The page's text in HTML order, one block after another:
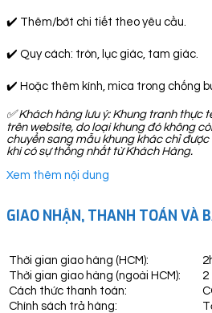
✔️ Thêm/bớt chi tiết theo yêu cầu.
✔️ Quy cách: tròn, lục giác, tam giác.
✔️ Hoặc thêm kính, mica trong chống
✅Khách hàng lưu ý: Khung tranh thực
trên website, do loại khung đó không
chuyển sang mẫu khung khác chỉ
khi có sự thống nhất từ Khách Hàng.
Xem thêm nội dung
GIAO NHẬN, THANH TOÁN VÀ
Thời gian giao hàng (HCM):
Thời gian giao hàng (ngoài HCM):
2
Cách thức thanh toán:
Chính sách trả hàng: